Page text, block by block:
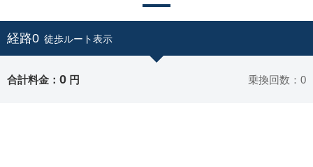
経路0 徒歩ルート表示
合計料金： 0 円 乗換回数：0